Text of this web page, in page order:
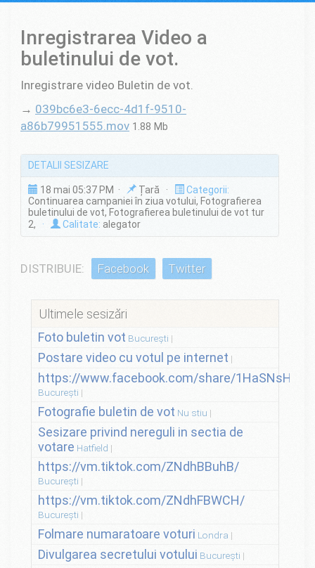
Inregistrarea Video a
buletinului de vot.
Inregistrare video Buletin de vot.
→ 039bc6e3-6ecc-4d1f-9510-
a86b79951555.mov 1.88 Mb
DETALII SESIZARE
18 mai 05:37 PM · Țară ·
Categorii:
Continuarea campaniei în ziua votului, Fotografierea
buletinului de vot, Fotografierea buletinului de vot tur
2,
· Calitate: alegator
DISTRIBUIE: Facebook Twitter
Ultimele sesizări
Foto buletin vot București
Postare video cu votul pe internet
https://www.facebook.com/share/
București
Fotografie buletin de vot Nu stiu
Sesizare privind nereguli in sectia de
votare Hatfield
https://vm.tiktok.com/ZNdhBBuhB/
București
https://vm.tiktok.com/ZNdhFBWCH/
București
Folmare numaratoare voturi Londra
Divulgarea secretului votului București